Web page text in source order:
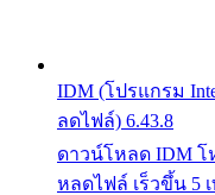
IDM (โปรแกรม
ลดไฟล์) 6.43.8
ดาวน์โหลด IDM โห
หลดไฟล์ เร็วขึ้น 5